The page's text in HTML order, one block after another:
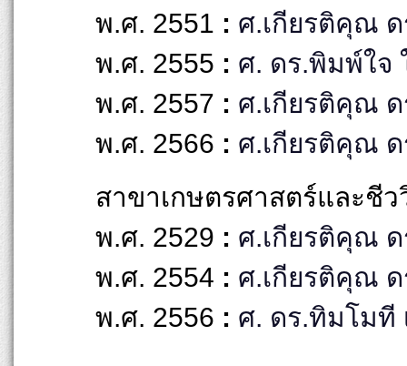
พ.ศ. 2551 : ศ.เกียรติคุณ
พ.ศ. 2555 : ศ. ดร.พิมพ์ใจ
พ.ศ. 2557 : ศ.เกียรติคุณ
พ.ศ. 2566 : ศ.เกียรติคุณ
สาขาเกษตรศาสตร์และชีว
พ.ศ. 2529 : ศ.เกียรติคุณ
พ.ศ. 2554 : ศ.เกียรติคุณ ด
พ.ศ. 2556 : ศ. ดร.ทิมโมที